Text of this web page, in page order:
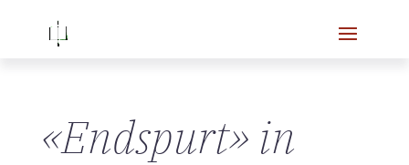
«Endspurt» in